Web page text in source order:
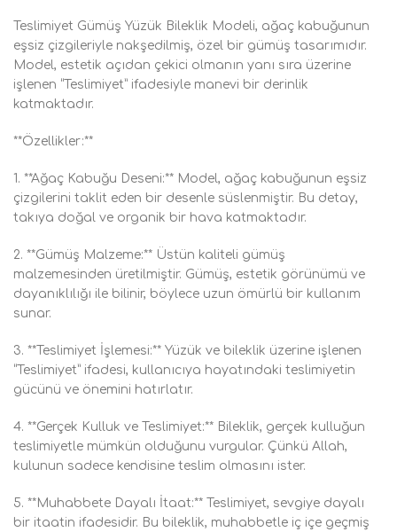
Teslimiyet Gümüş Yüzük Bileklik Modeli, ağaç kabuğunun
eşsiz çizgileriyle nakşedilmiş, özel bir gümüş tasarımıdır.
Model, estetik açıdan çekici olmanın yanı sıra üzerine
işlenen “Teslimiyet” ifadesiyle manevi bir derinlik
katmaktadır.
**Özellikler:**
1. **Ağaç Kabuğu Deseni:** Model, ağaç kabuğunun eşsiz
çizgilerini taklit eden bir desenle süslenmiştir. Bu detay,
takıya doğal ve organik bir hava katmaktadır.
2. **Gümüş Malzeme:** Üstün kaliteli gümüş
malzemesinden üretilmiştir. Gümüş, estetik görünümü ve
dayanıklılığı ile bilinir, böylece uzun ömürlü bir kullanım
sunar.
3. **Teslimiyet İşlemesi:** Yüzük ve bileklik üzerine işlenen
“Teslimiyet” ifadesi, kullanıcıya hayatındaki teslimiyetin
gücünü ve önemini hatırlatır.
4. **Gerçek Kulluk ve Teslimiyet:** Bileklik, gerçek kulluğun
teslimiyetle mümkün olduğunu vurgular. Çünkü Allah,
kulunun sadece kendisine teslim olmasını ister.
5. **Muhabbete Dayalı İtaat:** Teslimiyet, sevgiye dayalı
bir itaatin ifadesidir. Bu bileklik, muhabbetle iç içe geçmiş